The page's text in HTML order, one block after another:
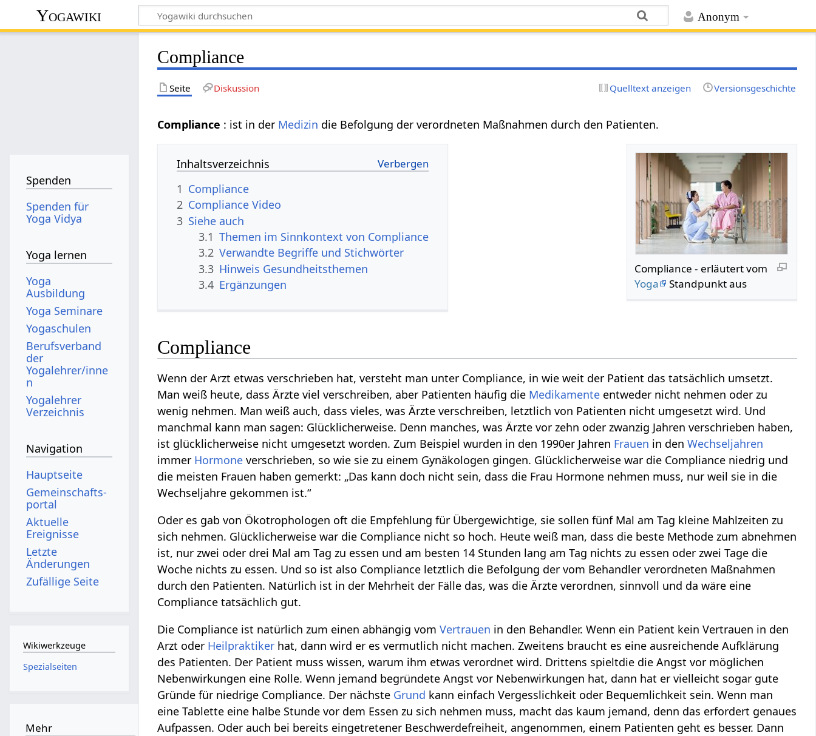
Anonym
Yogawiki
Compliance
Seite Diskussion Quelltext anzeigen Versionsgeschichte
Compliance : ist in der Medizin die Befolgung der verordneten Maßnahmen durch den Patienten.
Compliance - erläutert vom
Yoga
Standpunkt aus
Inhaltsverzeichnis
1 Compliance
2 Compliance Video
3 Siehe auch
3.1 Themen im Sinnkontext von Compliance
3.2 Verwandte Begriffe und Stichwörter
3.3 Hinweis Gesundheitsthemen
3.4 Ergänzungen
Compliance
Wenn der Arzt etwas verschrieben hat, versteht man unter Compliance, in wie weit der Patient das tatsächlich umsetzt.
Man weiß heute, dass Ärzte viel verschreiben, aber Patienten häufig die Medikamente entweder nicht nehmen oder zu
wenig nehmen. Man weiß auch, dass vieles, was Ärzte verschreiben, letztlich von Patienten nicht umgesetzt wird. Und
manchmal kann man sagen: Glücklicherweise. Denn manches, was Ärzte vor zehn oder zwanzig Jahren verschrieben haben,
ist glücklicherweise nicht umgesetzt worden. Zum Beispiel wurden in den 1990er Jahren Frauen in denWechseljahren
immer Hormone verschrieben, so wie sie zu einem Gynäkologen gingen. Glücklicherweise war die Compliance niedrig und
die meisten Frauen haben gemerkt: „Das kann doch nicht sein, dass die Frau Hormone nehmen muss, nur weil sie in die
Wechseljahre gekommen ist.“
Oder es gab von Ökotrophologen oft die Empfehlung für Übergewichtige, sie sollen fünf Mal am Tag kleine Mahlzeiten zu
sich nehmen. Glücklicherweise war die Compliance nicht so hoch. Heute weiß man, dass die beste Methode zum abnehmen
ist, nur zwei oder drei Mal am Tag zu essen und am besten 14 Stunden lang am Tag nichts zu essen oder zwei Tage die
Woche nichts zu essen. Und so ist also Compliance letztlich die Befolgung der vom Behandler verordneten Maßnahmen
durch den Patienten. Natürlich ist in der Mehrheit der Fälle das, was die Ärzte verordnen, sinnvoll und da wäre eine
Compliance tatsächlich gut.
Die Compliance ist natürlich zum einen abhängig vomVertrauen in den Behandler. Wenn ein Patient kein Vertrauen in den
Arzt oder Heilpraktiker hat, dann wird er es vermutlich nicht machen. Zweitens braucht es eine ausreichende Aufklärung
des Patienten. Der Patient muss wissen, warum ihm etwas verordnet wird. Drittens spieltdie die Angst vor möglichen
Nebenwirkungen eine Rolle. Wenn jemand begründete Angst vor Nebenwirkungen hat, dann hat er vielleicht sogar gute
Gründe für niedrige Compliance. Der nächste Grund kann einfach Vergesslichkeit oder Bequemlichkeit sein. Wenn man
eine Tablette eine halbe Stunde vor dem Essen zu sich nehmen muss, macht das kaum jemand, denn das erfordert genaues
Aufpassen. Oder auch bei bereits eingetretener Beschwerdefreiheit, angenommen, einem Patienten geht es besser. Dann
Spenden
Spenden für
Yoga Vidya
Yoga lernen
Yoga
Ausbildung
Yoga Seminare
Yogaschulen
Berufsverband
der
Yogalehrer/inne
n
Yogalehrer
Verzeichnis
Navigation
Hauptseite
Gemeinschafts­
portal
Aktuelle
Ereignisse
Letzte
Änderungen
Zufällige Seite
Wikiwerkzeuge
Spezialseiten
Mehr